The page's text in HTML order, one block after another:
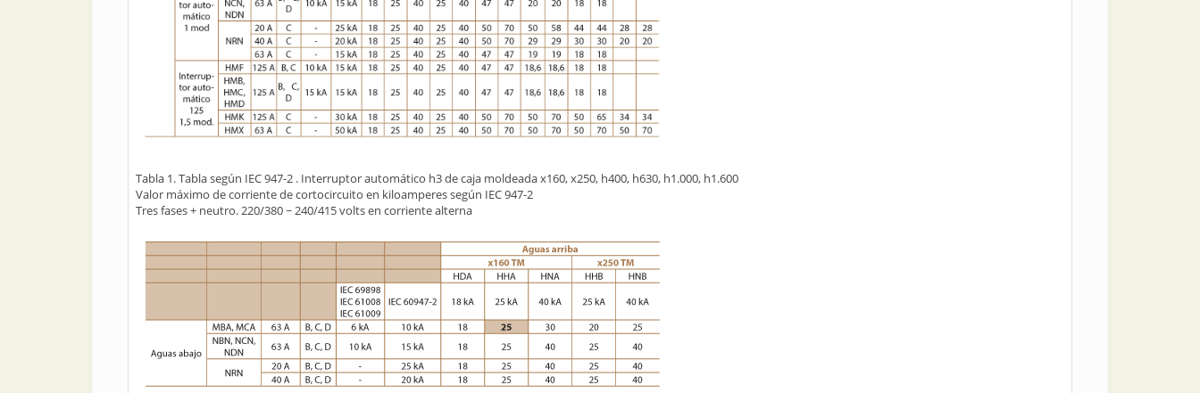
Tabla 1. Tabla según IEC 947-2 . Interruptor automático h3 de caja moldeada x160, x250, h400, h630, h1.000, h1.600
Valor máximo de corriente de cortocircuito en kiloamperes según IEC 947-2
Tres fases + neutro. 220/380 ~ 240/415 volts en corriente alterna